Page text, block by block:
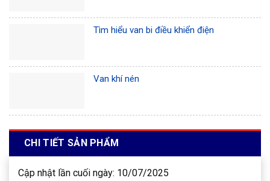
Tìm hiểu van bi điều khiển điện
Van khí nén
CHI TIẾT SẢN PHẨM
Cập nhật lần cuối ngày: 10/07/2025